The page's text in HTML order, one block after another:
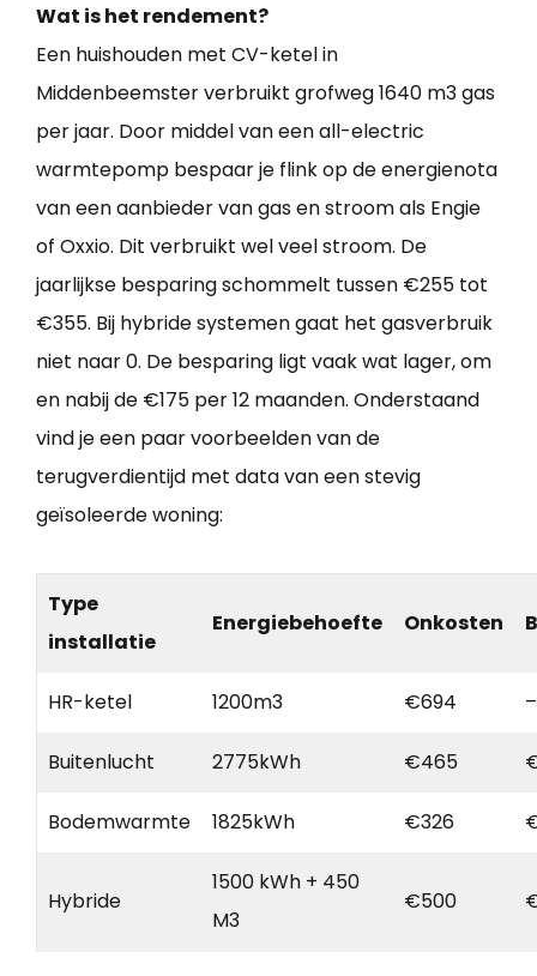
Wat is het rendement?
Een huishouden met CV-ketel in
Middenbeemster verbruikt grofweg 1640 m3 gas
per jaar. Door middel van een all-electric
warmtepomp bespaar je flink op de energienota
van een aanbieder van gas en stroom als Engie
of Oxxio. Dit verbruikt wel veel stroom. De
jaarlijkse besparing schommelt tussen €255 tot
€355. Bij hybride systemen gaat het gasverbruik
niet naar 0. De besparing ligt vaak wat lager, om
en nabij de €175 per 12 maanden. Onderstaand
vind je een paar voorbeelden van de
terugverdientijd met data van een stevig
geïsoleerde woning:
Type
installatie
Energiebehoefte Onkosten
HR-ketel 1200m3 €694 –
Buitenlucht 2775kWh €465
Bodemwarmte 1825kWh €326
Hybride
1500 kWh + 450
M3
€500